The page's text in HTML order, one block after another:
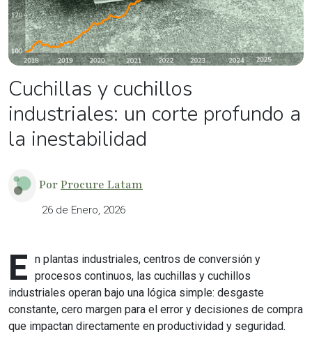
Cuchillas y cuchillos
industriales: un corte profundo a
la inestabilidad
PorProcure Latam
26 de Enero, 2026
E n plantas industriales, centros de conversión y
procesos continuos, las cuchillas y cuchillos
industriales operan bajo una lógica simple: desgaste
constante, cero margen para el error y decisiones de compra
que impactan directamente en productividad y seguridad.